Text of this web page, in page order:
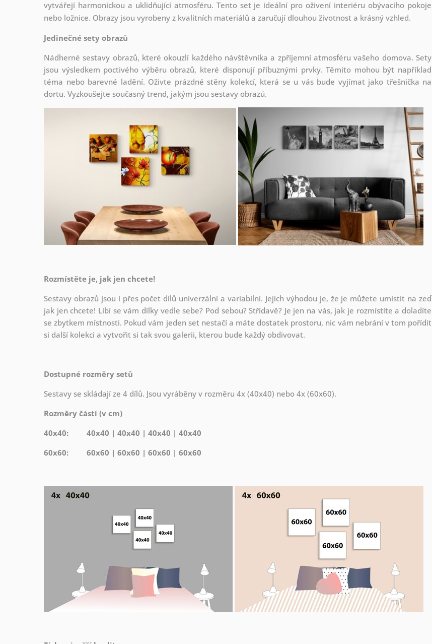
vytvářejí harmonickou a uklidňující atmosféru. Tento set je ideální pro oživení interiéru obývacího pokoje
nebo ložnice. Obrazy jsou vyrobeny z kvalitních materiálů a zaručují dlouhou životnost a krásný vzhled.
Jedinečné sety obrazů
Nádherné sestavy obrazů, které okouzlí každého návštěvníka a zpříjemní atmosféru vašeho domova. Sety
jsou výsledkem poctivého výběru obrazů, které disponují příbuznými prvky. Těmito mohou být například
téma nebo barevné ladění. Oživte prázdné stěny kolekcí, která se u vás bude vyjímat jako třešnička na
dortu. Vyzkoušejte současný trend, jakým jsou sestavy obrazů.
Rozmístěte je, jak jen chcete!
Sestavy obrazů jsou i přes počet dílů univerzální a variabilní. Jejich výhodou je, že je můžete umístit na zeď
jak jen chcete! Líbí se vám dílky vedle sebe? Pod sebou? Střídavě? Je jen na vás, jak je rozmístíte a doladíte
se zbytkem místnosti. Pokud vám jeden set nestačí a máte dostatek prostoru, nic vám nebrání v tom pořídit
si další kolekci a vytvořit si tak svou galerii, kterou bude každý obdivovat.
Dostupné rozměry setů
Sestavy se skládají ze 4 dílů. Jsou vyráběny v rozměru 4x (40x40) nebo 4x (60x60).
Rozměry částí (v cm)
40x40: 40x40 | 40x40 | 40x40 | 40x40
60x60: 60x60 | 60x60 | 60x60 | 60x60